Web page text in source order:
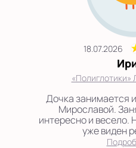
18.07.2026
«Полиглотики»
Дочка занимается
Мирославой.
интересно и весело.
уже виден